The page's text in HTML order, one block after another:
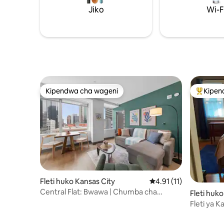
Jiko Wi-
Kipendwa cha wageni
Kipendwa cha wageni
Fleti huko Kansas City Ukadiriaji wa wastani
4.91 (11)
Central Flat: Bwawa | Chumba cha
Fleti
Fleti ya